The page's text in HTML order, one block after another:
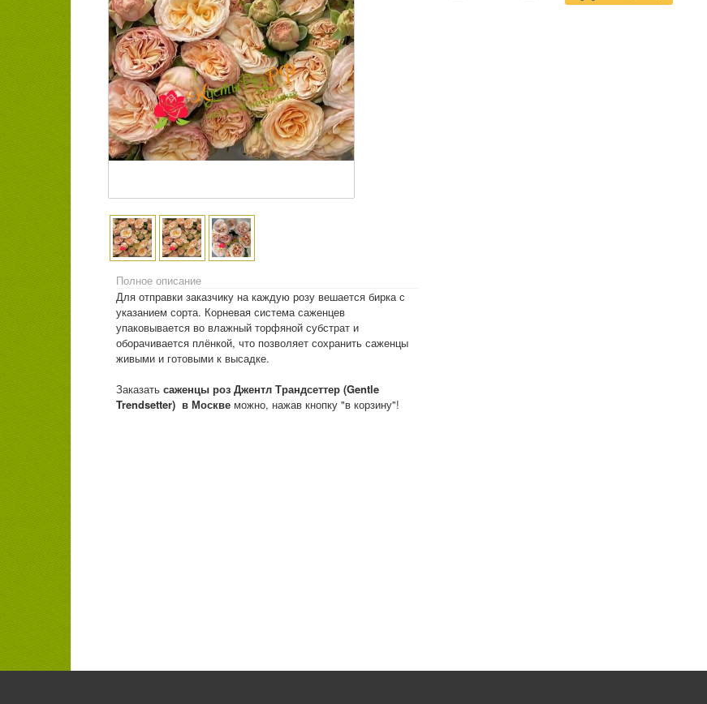
Полное описание
Для отправки заказчику на каждую розу вешается бирка с
указанием сорта. Корневая система саженцев
упаковывается во влажный торфяной субстрат и
оборачивается плёнкой, что позволяет сохранить саженцы
живыми и готовыми к высадке.
Заказать саженцы роз Джентл Трандсеттер (Gentle
Trendsetter) в Москве можно, нажав кнопку "в корзину"!